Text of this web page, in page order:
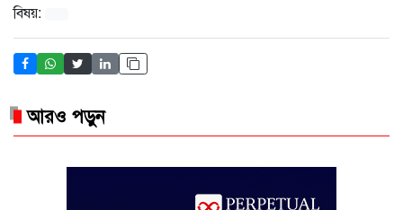
বিষয়:
আরও পড়ুন